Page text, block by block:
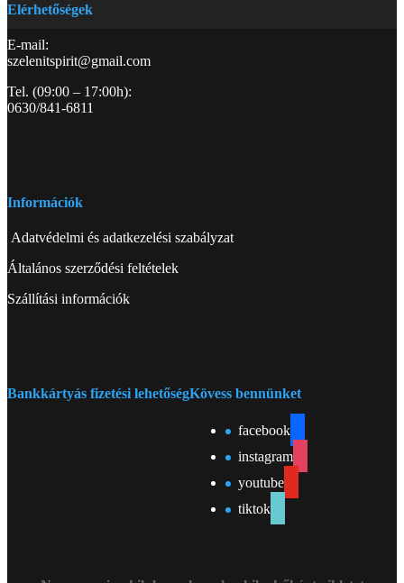
Elérhetőségek
E-mail:
szelenitspirit@gmail.com
Tel. (09:00 – 17:00h):
0630/841-6811
Információk
Adatvédelmi és adatkezelési szabályzat
Általános szerződési feltételek
Szállítási információk
Bankkártyás fizetési lehetőségKövess bennünket
facebook
instagram
youtube
tiktok